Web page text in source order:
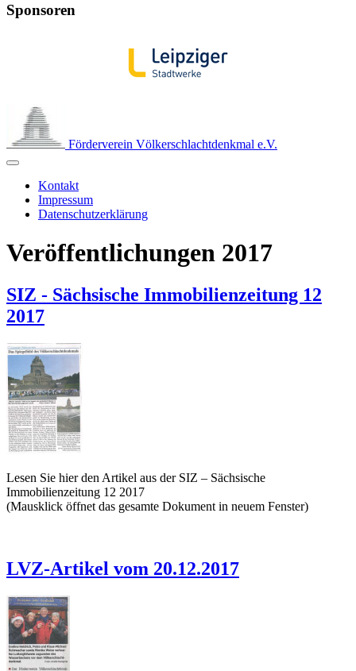
Sponsoren
Förderverein Völkerschlachtdenkmal e.V.
Kontakt
Impressum
Datenschutzerklärung
Veröffentlichungen 2017
SIZ - Sächsische Immobilienzeitung 12
2017
Lesen Sie hier den Artikel aus der SIZ – Sächsische
Immobilienzeitung 12 2017
(Mausklick öffnet das gesamte Dokument in neuem Fenster)
LVZ-Artikel vom 20.12.2017